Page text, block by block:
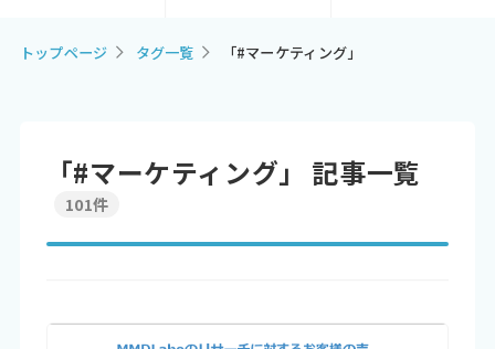
トップページ タグ一覧 「#マーケティング」
「#マーケティング」 記事一覧
101件